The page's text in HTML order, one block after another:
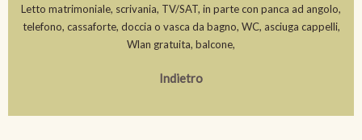
Letto matrimoniale, scrivania, TV/SAT, in parte con panca ad angolo,
telefono, cassaforte, doccia o vasca da bagno, WC, asciuga cappelli,
Wlan gratuita, balcone,
Indietro